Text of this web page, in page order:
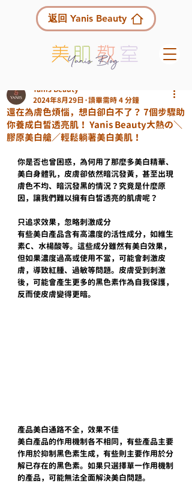
返回 Yanis Beauty
還在為膚色煩惱，想白卻白不了？ 7個步驟助
你養成白皙透亮肌！ Yanis Beauty大熱の＼
膠原美白艙／輕鬆躺著美白美肌！
Yanis Beauty
2024年8月29日 讀畢需時 4 分鐘
你是否也曾困惑，為何用了那麼多美白精華、
美白身體乳，皮膚卻依然暗沉發黃，甚至出現
膚色不均、暗沉發黑的情況？究竟是什麼原
因，讓我們難以擁有白皙透亮的肌膚呢？
只追求效果，忽略刺激成分
有些美白產品含有高濃度的活性成分，如維生
素C、水楊酸等。這些成分雖然有美白效果，
但如果濃度過高或使用不當，可能會刺激皮
膚，導致紅腫、過敏等問題。皮膚受到刺激
後，可能會產生更多的黑色素作為自我保護，
反而使皮膚變得更暗。
產品美白通路不全，效果不佳
美白產品的作用機制各不相同，有些產品主要
作用於抑制黑色素生成，有些則主要作用於分
解已存在的黑色素。如果只選擇單一作用機制
的產品，可能無法全面解決美白問題。